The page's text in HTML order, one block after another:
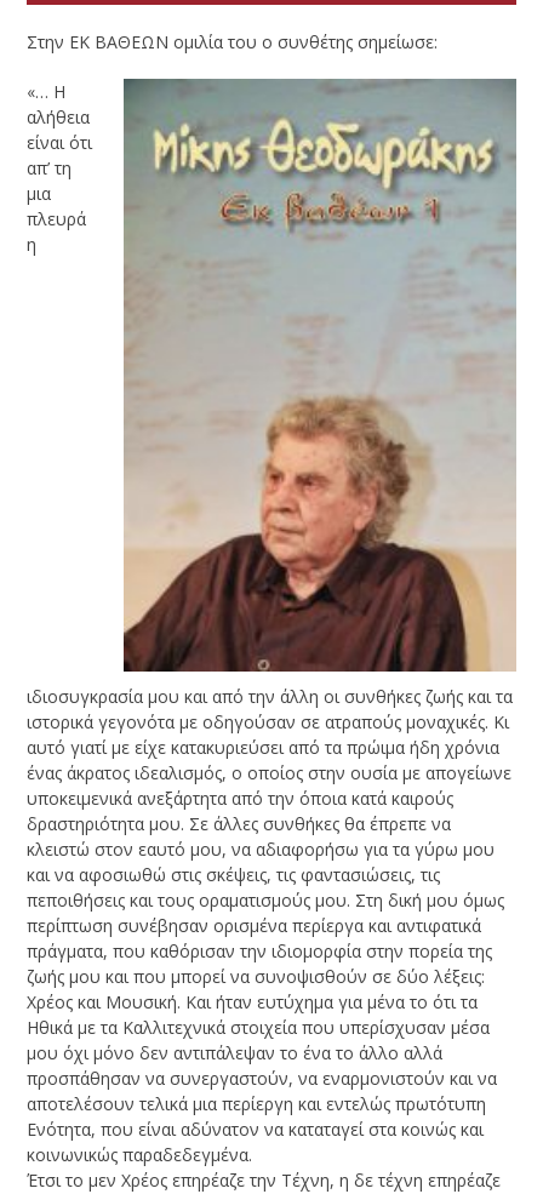
Στην ΕΚ ΒΑΘΕΩΝ ομιλία του ο συνθέτης σημείωσε:
«… Η
αλήθεια
είναι ότι
απ’ τη
μια
πλευρά
η
ιδιοσυγκρασία μου και από την άλλη οι συνθήκες ζωής και τα
ιστορικά γεγονότα με οδηγούσαν σε ατραπούς μοναχικές. Κι
αυτό γιατί με είχε κατακυριεύσει από τα πρώιμα ήδη χρόνια
ένας άκρατος ιδεαλισμός, ο οποίος στην ουσία με απογείωνε
υποκειμενικά ανεξάρτητα από την όποια κατά καιρούς
δραστηριότητα μου. Σε άλλες συνθήκες θα έπρεπε να
κλειστώ στον εαυτό μου, να αδιαφορήσω για τα γύρω μου
και να αφοσιωθώ στις σκέψεις, τις φαντασιώσεις, τις
πεποιθήσεις και τους οραματισμούς μου. Στη δική μου όμως
περίπτωση συνέβησαν ορισμένα περίεργα και αντιφατικά
πράγματα, που καθόρισαν την ιδιομορφία στην πορεία της
ζωής μου και που μπορεί να συνοψισθούν σε δύο λέξεις:
Χρέος και Μουσική. Και ήταν ευτύχημα για μένα το ότι τα
Ηθικά με τα Καλλιτεχνικά στοιχεία που υπερίσχυσαν μέσα
μου όχι μόνο δεν αντιπάλεψαν το ένα το άλλο αλλά
προσπάθησαν να συνεργαστούν, να εναρμονιστούν και να
αποτελέσουν τελικά μια περίεργη και εντελώς πρωτότυπη
Ενότητα, που είναι αδύνατον να καταταγεί στα κοινώς και
κοινωνικώς παραδεδεγμένα.
Έτσι το μεν Χρέος επηρέαζε την Τέχνη, η δε τέχνη επηρέαζε